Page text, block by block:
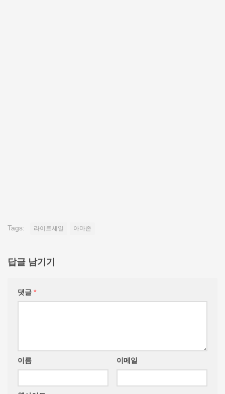
Tags: 라이트세일 아마존
답글 남기기
댓글 *
이름 이메일